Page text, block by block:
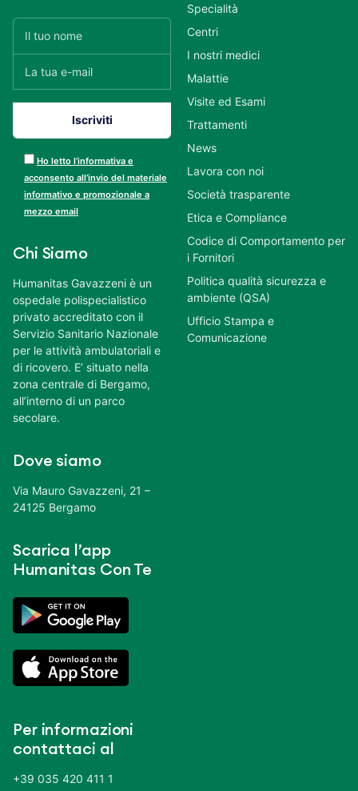
Ho letto l’informativa e
acconsento all’invio del materiale
informativo e promozionale a
mezzo email
Chi Siamo
Humanitas Gavazzeni è un
ospedale polispecialistico
privato accreditato con il
Servizio Sanitario Nazionale
per le attività ambulatoriali e
di ricovero. E’ situato nella
zona centrale di Bergamo,
all’interno di un parco
secolare.
Dove siamo
Via Mauro Gavazzeni, 21 –
24125 Bergamo
Scarica l’app
Humanitas Con Te
Per informazioni
contattaci al
+39 035 420 411 1
Specialità
Centri
I nostri medici
Malattie
Visite ed Esami
Trattamenti
News
Lavora con noi
Società trasparente
Etica e Compliance
Codice di Comportamento per
i Fornitori
Politica qualità sicurezza e
ambiente (QSA)
Ufficio Stampa e
Comunicazione